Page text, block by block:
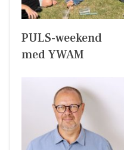
PULS-weekend
med YWAM